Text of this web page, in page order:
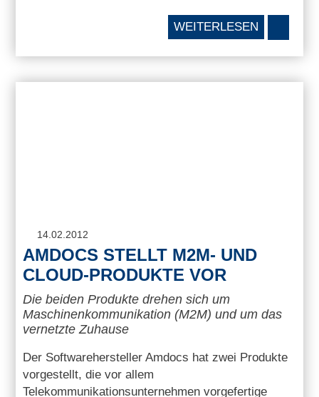
WEITERLESEN
14.02.2012
AMDOCS STELLT M2M- UND
CLOUD-PRODUKTE VOR
Die beiden Produkte drehen sich um
Maschinenkommunikation (M2M) und um das
vernetzte Zuhause
Der Softwarehersteller Amdocs hat zwei Produkte
vorgestellt, die vor allem
Telekommunikationsunternehmen vorgefertige